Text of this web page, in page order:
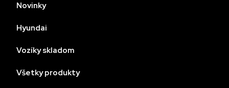
Novinky
Hyundai
Vozíky skladom
Všetky produkty